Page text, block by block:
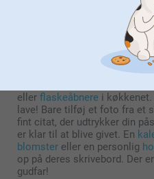
Personlige gaveidéer
Det er bedst at finde en gave
hans interesser. Vores
beskytter gudfaderens
ved med at tage selfies med
der går op i madlavning, vil
eller flaskeåbnere i køkkenet.
lave! Bare tilføj et foto fra et
fint citat, der udtrykker din
er klar til at blive givet. En
blomster eller en personlig
op på deres skrivebord. Der
gudfar!